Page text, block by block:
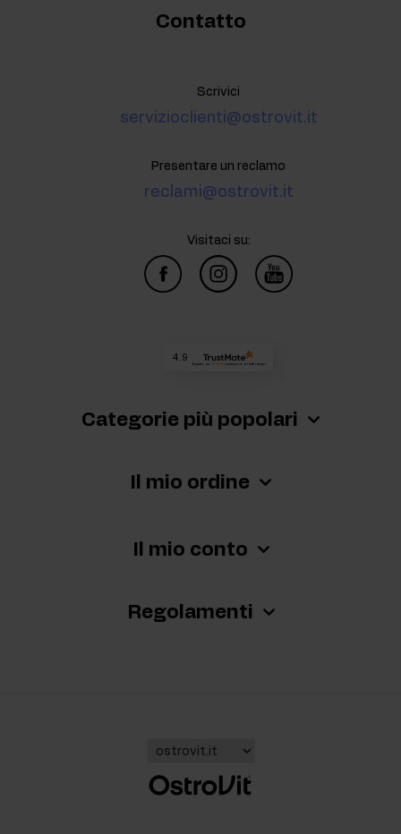
Categorie più popolari
Il mio ordine
Il mio conto
Regolamenti
Contatto
Scrivici
servizioclienti@ostrovit.it
Presentare un reclamo
reclami@ostrovit.it
Visitaci su:
4.9
Basato su 73 018 recensioni di tutti i tempi